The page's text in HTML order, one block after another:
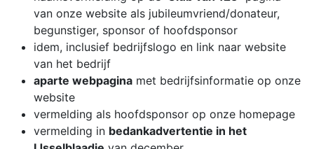
van onze website als jubileumvriend/donateur,
begunstiger, sponsor of hoofdsponsor
idem, inclusief bedrijfslogo en link naar website
van het bedrijf
aparte webpagina met bedrijfsinformatie op onze
website
vermelding als hoofdsponsor op onze homepage
vermelding in bedankadvertentie in het